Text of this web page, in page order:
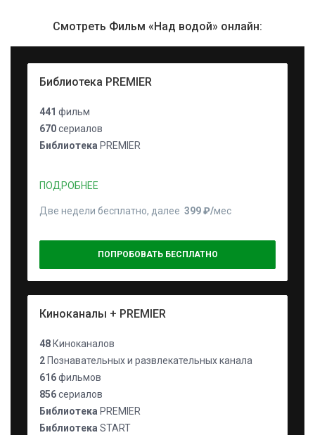
Смотреть Фильм «Над водой» онлайн:
Библиотека PREMIER
441 фильм
670сериалов
Библиотека PREMIER
ПОДРОБНЕЕ
Две недели бесплатно, далее 399 ₽⁠/⁠мес
ПОПРОБОВАТЬ БЕСПЛАТНО
Киноканалы + PREMIER
48 Киноканалов
2 Познавательных и развлекательных канала
616фильмов
856сериалов
Библиотека PREMIER
Библиотека START